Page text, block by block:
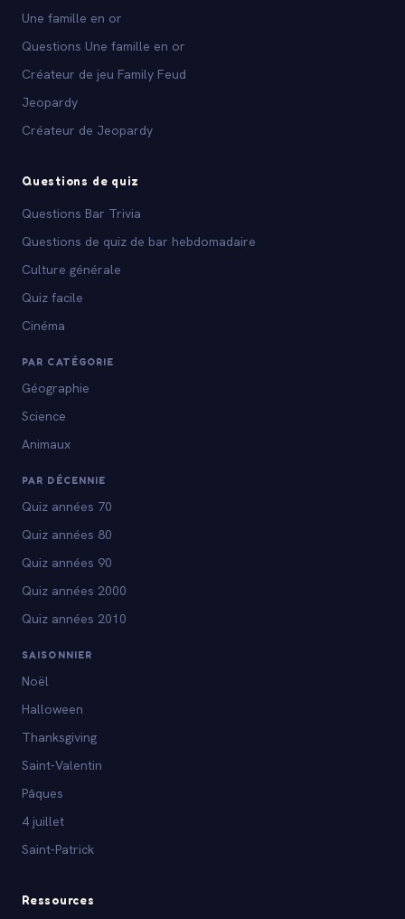
Une famille en or
Questions Une famille en or
Créateur de jeu Family Feud
Jeopardy
Créateur de Jeopardy
Questions de quiz
Questions Bar Trivia
Questions de quiz de bar hebdomadaire
Culture générale
Quiz facile
Cinéma
PAR CATÉGORIE
Géographie
Science
Animaux
PAR DÉCENNIE
Quiz années 70
Quiz années 80
Quiz années 90
Quiz années 2000
Quiz années 2010
SAISONNIER
Noël
Halloween
Thanksgiving
Saint-Valentin
Pâques
4 juillet
Saint-Patrick
Ressources